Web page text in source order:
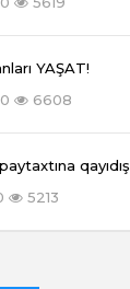
YAŞAT!
6608
qayıdış
5213